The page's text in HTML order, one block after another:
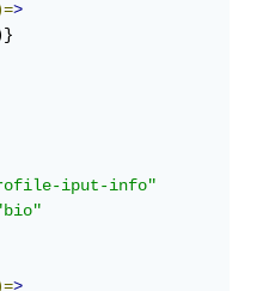
)=>
iput-info"
"bio"
)=>